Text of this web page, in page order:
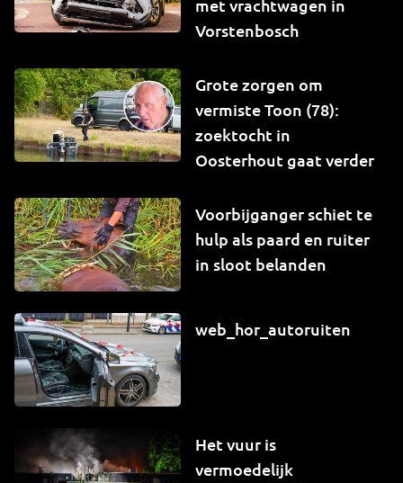
met vrachtwagen in
Vorstenbosch
Grote zorgen om
vermiste Toon (78):
zoektocht in
Oosterhout gaat verder
Voorbijganger schiet te
hulp als paard en ruiter
in sloot belanden
web_hor_autoruiten
Het vuur is
vermoedelijk